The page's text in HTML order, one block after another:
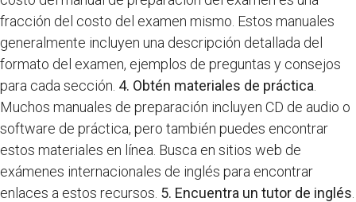
fracción del costo del examen mismo. Estos manuales
generalmente incluyen una descripción detallada del
formato del examen, ejemplos de preguntas y consejos
para cada sección. 4. Obtén materiales de práctica
Muchos manuales de preparación incluyen CD de audio o
software de práctica, pero también puedes encontrar
estos materiales en línea. Busca en sitios web de
exámenes internacionales de inglés para encontrar
enlaces a estos recursos. 5. Encuentra un tutor de inglés